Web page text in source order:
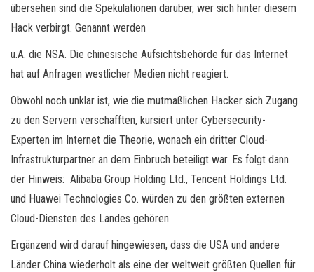
übersehen sind die Spekulationen darüber, wer sich hinter diesem
Hack verbirgt. Genannt werden
u.A. die NSA. Die chinesische Aufsichtsbehörde für das Internet
hat auf Anfragen westlicher Medien nicht reagiert.
Obwohl noch unklar ist, wie die mutmaßlichen Hacker sich Zugang
zu den Servern verschafften, kursiert unter Cybersecurity-
Experten im Internet die Theorie, wonach ein dritter Cloud-
Infrastrukturpartner an dem Einbruch beteiligt war. Es folgt dann
der Hinweis: Alibaba Group Holding Ltd., Tencent Holdings Ltd.
und Huawei Technologies Co. würden zu den größten externen
Cloud-Diensten des Landes gehören.
Ergänzend wird darauf hingewiesen, dass die USA und andere
Länder China wiederholt als eine der weltweit größten Quellen für